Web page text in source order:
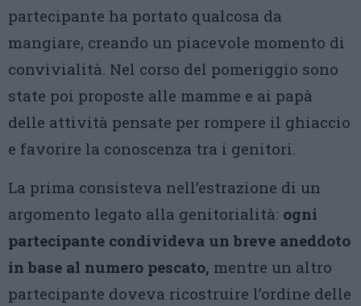
partecipante ha portato qualcosa da
mangiare, creando un piacevole momento di
convivialità. Nel corso del pomeriggio sono
state poi proposte alle mamme e ai papà
delle attività pensate per rompere il ghiaccio
e favorire la conoscenza tra i genitori.
La prima consisteva nell’estrazione di un
argomento legato alla genitorialità: ogni
partecipante condivideva un breve aneddoto
in base al numero pescato, mentre un altro
partecipante doveva ricostruire l’ordine delle